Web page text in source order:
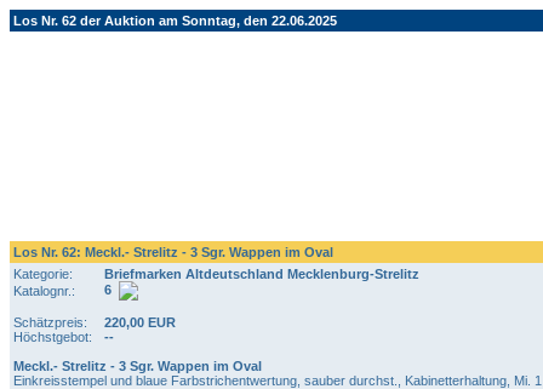
Los Nr. 62 der Auktion am Sonntag, den 22.06.2025
Los Nr. 62: Meckl.- Strelitz - 3 Sgr. Wappen im Oval
Kategorie:
Briefmarken Altdeutschland Mecklenburg-Strelitz
Katalognr.:
6
Schätzpreis:
220,00 EUR
Höchstgebot:
--
Meckl.- Strelitz - 3 Sgr. Wappen im Oval
Einkreisstempel und blaue Farbstrichentwertung, sauber durchst., Kabinetterhaltung, Mi.